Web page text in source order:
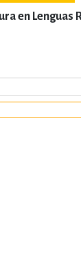
en Lenguas